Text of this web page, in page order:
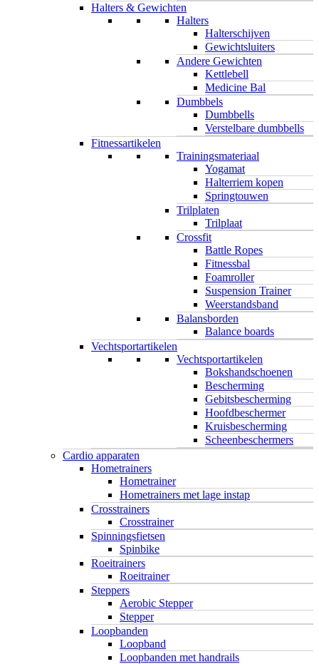
Halters & Gewichten
Halters
Halterschijven
Gewichtsluiters
Andere Gewichten
Kettlebell
Medicine Bal
Dumbbels
Dumbbells
Verstelbare dumbbells
Fitnessartikelen
Trainingsmateriaal
Yogamat
Halterriem kopen
Springtouwen
Trilplaten
Trilplaat
Crossfit
Battle Ropes
Fitnessbal
Foamroller
Suspension Trainer
Weerstandsband
Balansborden
Balance boards
Vechtsportartikelen
Vechtsportartikelen
Bokshandschoenen
Bescherming
Gebitsbescherming
Hoofdbeschermer
Kruisbescherming
Scheenbeschermers
Cardio apparaten
Hometrainers
Hometrainer
Hometrainers met lage instap
Crosstrainers
Crosstrainer
Spinningsfietsen
Spinbike
Roeitrainers
Roeitrainer
Steppers
Aerobic Stepper
Stepper
Loopbanden
Loopband
Loopbanden met handrails